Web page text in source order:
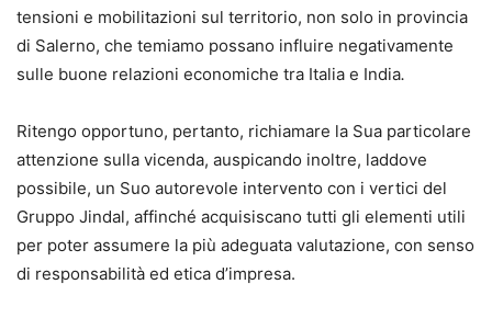
tensioni e mobilitazioni sul territorio, non solo in provincia
di Salerno, che temiamo possano influire negativamente
sulle buone relazioni economiche tra Italia e India.
Ritengo opportuno, pertanto, richiamare la Sua particolare
attenzione sulla vicenda, auspicando inoltre, laddove
possibile, un Suo autorevole intervento con i vertici del
Gruppo Jindal, affinché acquisiscano tutti gli elementi utili
per poter assumere la più adeguata valutazione, con senso
di responsabilità ed etica d’impresa.